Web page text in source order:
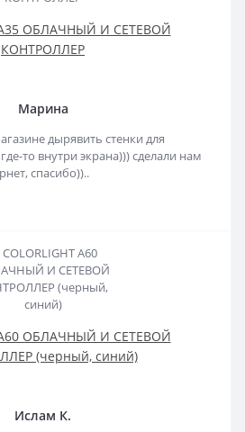
A35 ОБЛАЧНЫЙ И СЕТЕВОЙ
КОНТРОЛЛЕР
Марина
дырявить стенки для
то внутри экрана))) сделали нам
спасибо))..
A60 ОБЛАЧНЫЙ И СЕТЕВОЙ
(черный, синий)
Ислам К.